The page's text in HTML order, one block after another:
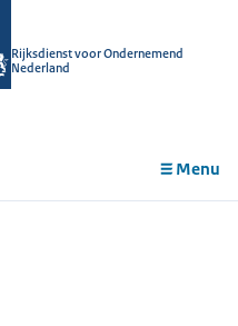
Rijksdienst voor Ondernemend
Nederland
Menu